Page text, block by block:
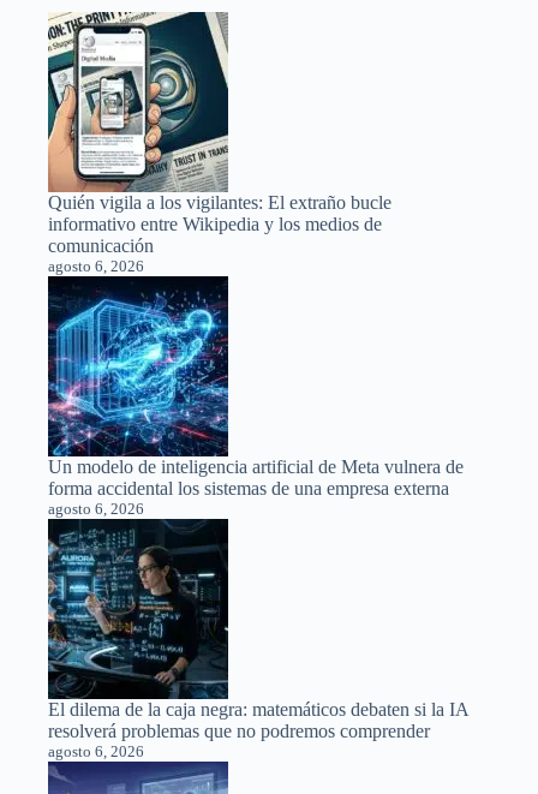
Quién vigila a los vigilantes: El extraño bucle
informativo entre Wikipedia y los medios de
comunicación
agosto 6, 2026
Un modelo de inteligencia artificial de Meta vulnera de
forma accidental los sistemas de una empresa externa
agosto 6, 2026
El dilema de la caja negra: matemáticos debaten si la IA
resolverá problemas que no podremos comprender
agosto 6, 2026